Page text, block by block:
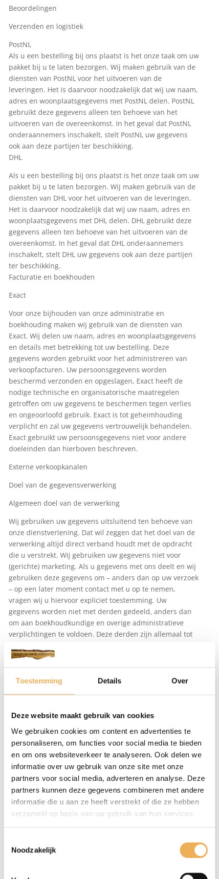
Toestemming Details Over
Deze website maakt gebruik van cookies
We gebruiken cookies om content en advertenties te
personaliseren, om functies voor social media te bieden
en om ons websiteverkeer te analyseren. Ook delen we
informatie over uw gebruik van onze site met onze
partners voor social media, adverteren en analyse. Deze
partners kunnen deze gegevens combineren met andere
informatie die u aan ze heeft verstrekt of die ze hebben
verzameld op basis van uw gebruik van hun services.
Noodzakelijk
Beoordelingen
Verzenden en logistiek
PostNL
Als u een bestelling bij ons plaatst is het onze taak om uw
pakket bij u te laten bezorgen. Wij maken gebruik van de
diensten van PostNL voor het uitvoeren van de
leveringen. Het is daarvoor noodzakelijk dat wij uw naam,
adres en woonplaatsgegevens met PostNL delen. PostNL
gebruikt deze gegevens alleen ten behoeve van het
uitvoeren van de overeenkomst. In het geval dat PostNL
onderaannemers inschakelt, stelt PostNL uw gegevens
ook aan deze partijen ter beschikking.
DHL
Als u een bestelling bij ons plaatst is het onze taak om uw
pakket bij u te laten bezorgen. Wij maken gebruik van de
diensten van DHL voor het uitvoeren van de leveringen.
Het is daarvoor noodzakelijk dat wij uw naam, adres en
woonplaatsgegevens met DHL delen. DHL gebruikt deze
gegevens alleen ten behoeve van het uitvoeren van de
overeenkomst. In het geval dat DHL onderaannemers
inschakelt, stelt DHL uw gegevens ook aan deze partijen
ter beschikking.
Facturatie en boekhouden
Exact
Voor onze bijhouden van onze administratie en
boekhouding maken wij gebruik van de diensten van
Exact. Wij delen uw naam, adres en woonplaatsgegevens
en details met betrekking tot uw bestelling. Deze
gegevens worden gebruikt voor het administreren van
verkoopfacturen. Uw persoonsgegevens worden
beschermd verzonden en opgeslagen, Exact heeft de
nodige technische en organisatorische maatregelen
getroﬀen om uw gegevens te beschermen tegen verlies
en ongeoorloofd gebruik. Exact is tot geheimhouding
verplicht en zal uw gegevens vertrouwelijk behandelen.
Exact gebruikt uw persoonsgegevens niet voor andere
doeleinden dan hierboven beschreven.
Externe verkoopkanalen
Doel van de gegevensverwerking
Algemeen doel van de verwerking
Wij gebruiken uw gegevens uitsluitend ten behoeve van
onze dienstverlening. Dat wil zeggen dat het doel van de
verwerking altijd direct verband houdt met de opdracht
die u verstrekt. Wij gebruiken uw gegevens niet voor
(gerichte) marketing. Als u gegevens met ons deelt en wij
gebruiken deze gegevens om – anders dan op uw verzoek
– op een later moment contact met u op te nemen,
vragen wij u hiervoor expliciet toestemming. Uw
gegevens worden niet met derden gedeeld, anders dan
om aan boekhoudkundige en overige administratieve
verplichtingen te voldoen. Deze derden zijn allemaal tot
overeenkomst tussen hen en ons of een eed of wettelijke
verplichting.
Automatisch verzamelde gegevens
website worden verwerkt met het doel onze
dienstverlening verder te verbeteren. Deze gegevens
(bijvoorbeeld uw IP-adres, webbrowser en
besturingssysteem) zijn geen persoonsgegevens.
Medewerking aan fiscaal en strafrechtelijk onderzoek
In voorkomende gevallen kan Merck Hoe Sterck op grond
van een wettelijke verplichting worden gehouden tot het
strafrechtelijk onderzoek van overheidswege. In een
maar wij zullen ons binnen de mogelijkheden die de wet
ons biedt daartegen verzetten.